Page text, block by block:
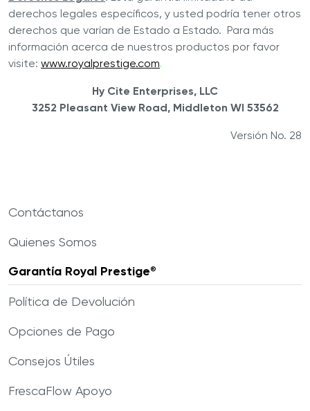
Contáctanos
Quienes Somos
Garantía Royal Prestige®
Política de Devolución
Opciones de Pago
Consejos Útiles
FrescaFlow Apoyo
derechos legales específicos, y usted podría tener otros
derechos que varían de Estado a Estado. Para más
información acerca de nuestros productos por favor
visite: www.royalprestige.com.
Hy Cite Enterprises, LLC
3252 Pleasant View Road, Middleton WI 53562
Versión No. 28